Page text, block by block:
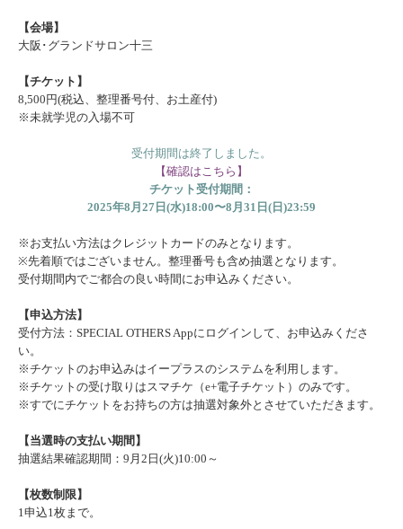
【会場】
大阪･グランドサロン十三
【チケット】
8,500円(税込、整理番号付、お土産付)
※未就学児の入場不可
受付期間は終了しました。
【確認はこちら】
チケット受付期間：
2025年8月27日(水)18:00〜8月31日(日)23:59
※お支払い方法はクレジットカードのみとなります。
※先着順ではございません。整理番号も含め抽選となります。
受付期間内でご都合の良い時間にお申込みください。
【申込方法】
受付方法：SPECIAL OTHERS Appにログインして、お申込みくださ
い。
※チケットのお申込みはイープラスのシステムを利用します。
※チケットの受け取りはスマチケ（e+電子チケット）のみです。
※すでにチケットをお持ちの方は抽選対象外とさせていただきます。
【当選時の支払い期間】
抽選結果確認期間：9月2日(火)10:00～
【枚数制限】
1申込1枚まで。